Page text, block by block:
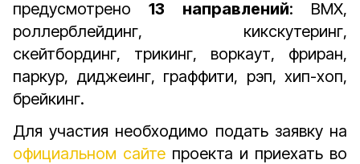
предусмотрено13 направлений: BMX,
роллерблейдинг, кикскутеринг,
скейтбординг, трикинг, воркаут, фриран,
паркур, диджеинг, граффити, рэп, хип-хоп,
брейкинг.
Для участия необходимо подать заявку на
официальном сайте проекта и приехать во